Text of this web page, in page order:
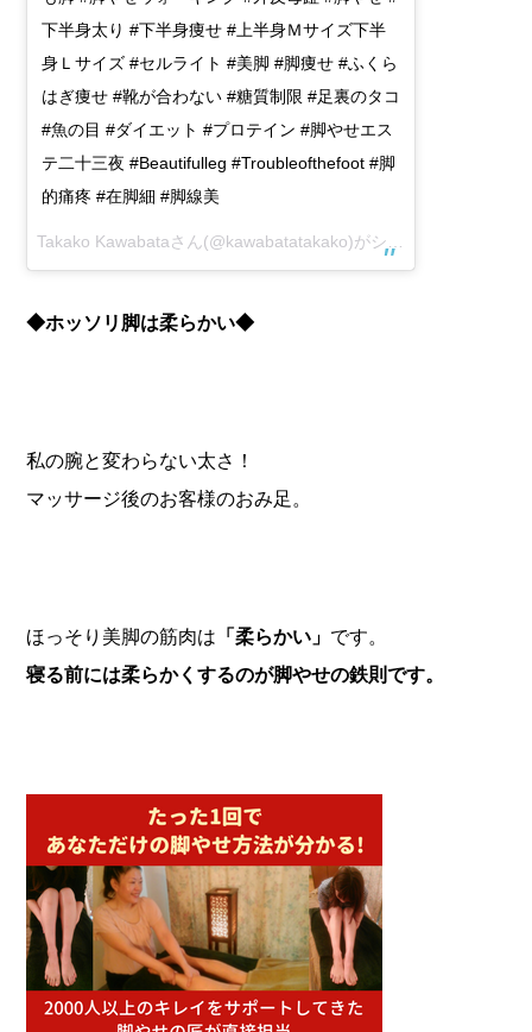
下半身太り #下半身痩せ #上半身Ｍサイズ下半
身Ｌサイズ #セルライト #美脚 #脚痩せ #ふくら
はぎ痩せ #靴が合わない #糖質制限 #足裏のタコ
#魚の目 #ダイエット #プロテイン #脚やせエス
テ二十三夜 #Beautifulleg #Troubleofthefoot #脚
的痛疼 #在脚細 #脚線美
Takako Kawabataさん(@kawabatatakako)がシェアした投稿 –
◆ホッソリ脚は柔らかい◆
私の腕と変わらない太さ！
マッサージ後のお客様のおみ足。
ほっそり美脚の筋肉は 「柔らかい」 です。
寝る前には柔らかくするのが脚やせの鉄則です。